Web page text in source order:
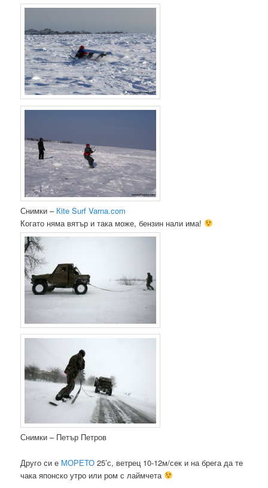
Снимки – Кite Surf Varna.com
Когато няма вятър и така може, бензин нали има!
Снимки – Петър Петров
Друго си е МОРЕТО 25’с, ветрец 10-12м/сек и на брега да те
чака японско утро или ром с лаймчета